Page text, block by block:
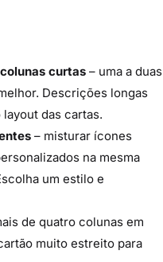
curtas – uma a duas
Descrições longas
das cartas.
– misturar ícones
na mesma
um estilo e
de quatro colunas em
muito estreito para